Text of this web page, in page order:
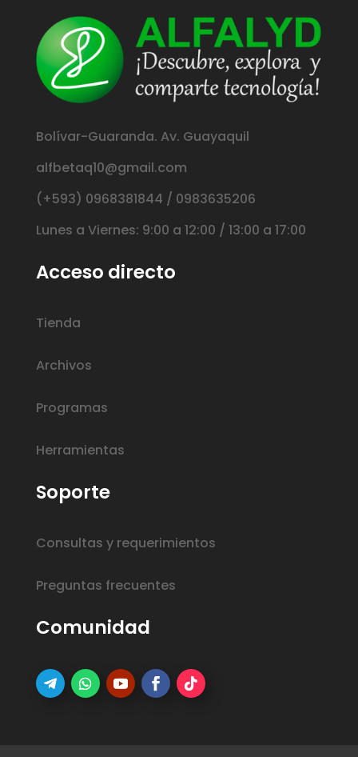
Bolívar-Guaranda. Av. Guayaquil
alfbetaq10@gmail.com
(+593) 0968381844 / 0983635206
Lunes a Viernes: 9:00 a 12:00 / 13:00 a 17:00
Acceso directo
Tienda
Archivos
Programas
Herramientas
Soporte
Consultas y requerimientos
Preguntas frecuentes
Comunidad